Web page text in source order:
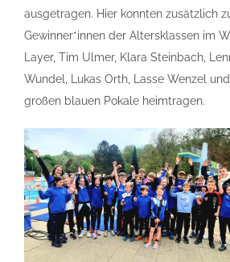
ausgetragen. Hier konnten zusätzlich
Gewinner*innen der Altersklassen im
Layer, Tim Ulmer, Klara Steinbach,
Wundel, Lukas Orth, Lasse Wenzel
großen blauen Pokale heimtragen.